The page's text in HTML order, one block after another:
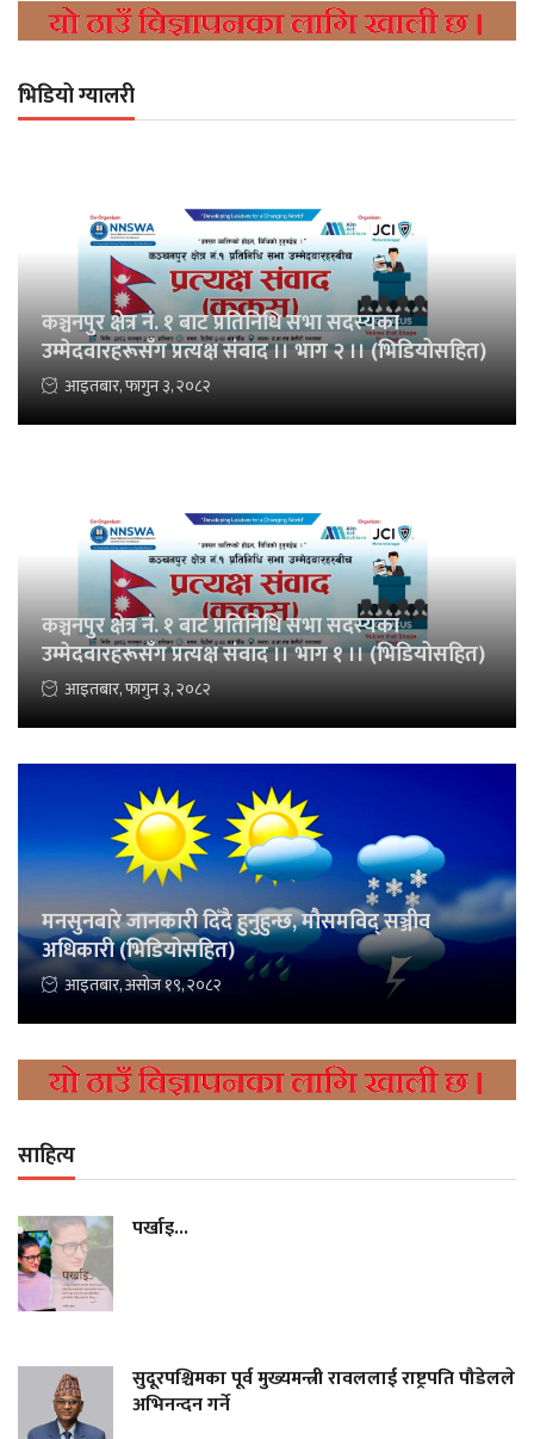
भिडियो ग्यालरी
कञ्चनपुर क्षेत्र नं. १ बाट प्रतिनिधि सभा सदस्यका
उम्मेदवारहरूसँग प्रत्यक्ष संवाद ।। भाग २ ।। (भिडियोसहित)
आइतबार, फागुन ३, २०८२
कञ्चनपुर क्षेत्र नं. १ बाट प्रतिनिधि सभा सदस्यका
उम्मेदवारहरूसँग प्रत्यक्ष संवाद ।। भाग १ ।। (भिडियोसहित)
आइतबार, फागुन ३, २०८२
मनसुनबारे जानकारी दिँदै हुनुहुन्छ, मौसमविद् सञ्जीव
अधिकारी (भिडियोसहित)
आइतबार, असोज १९, २०८२
साहित्य
पर्खाइ...
सुदूरपश्चिमका पूर्व मुख्यमन्त्री रावललाई राष्ट्रपति पौडेलले
अभिनन्दन गर्ने